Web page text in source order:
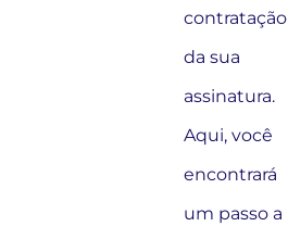
contratação
da sua
assinatura.
Aqui, você
encontrará
um passo a